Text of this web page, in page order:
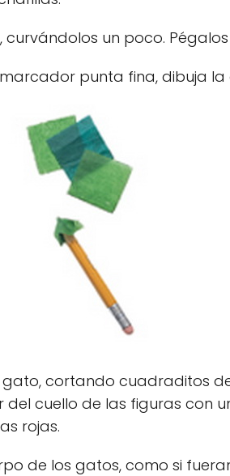
un poco.
punta fina, dibuja
cortando cuadraditos
cuello de las figuras con
rojas.
de los gatos, como si